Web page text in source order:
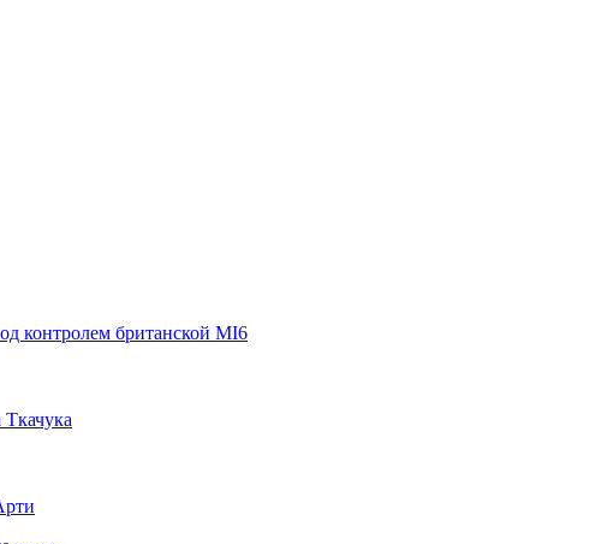
контролем британской MI6